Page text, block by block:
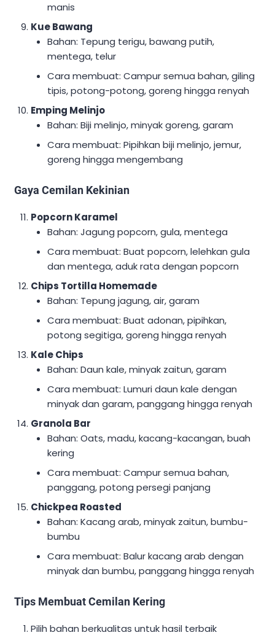
manis
Kue Bawang
Bahan: Tepung terigu, bawang putih,
mentega, telur
Cara membuat: Campur semua bahan, giling
tipis, potong-potong, goreng hingga renyah
Emping Melinjo
Bahan: Biji melinjo, minyak goreng, garam
Cara membuat: Pipihkan biji melinjo, jemur,
goreng hingga mengembang
Gaya Cemilan Kekinian
Popcorn Karamel
Bahan: Jagung popcorn, gula, mentega
Cara membuat: Buat popcorn, lelehkan gula
dan mentega, aduk rata dengan popcorn
Chips Tortilla Homemade
Bahan: Tepung jagung, air, garam
Cara membuat: Buat adonan, pipihkan,
potong segitiga, goreng hingga renyah
Kale Chips
Bahan: Daun kale, minyak zaitun, garam
Cara membuat: Lumuri daun kale dengan
minyak dan garam, panggang hingga renyah
Granola Bar
Bahan: Oats, madu, kacang-kacangan, buah
kering
Cara membuat: Campur semua bahan,
panggang, potong persegi panjang
Chickpea Roasted
Bahan: Kacang arab, minyak zaitun, bumbu-
bumbu
Cara membuat: Balur kacang arab dengan
minyak dan bumbu, panggang hingga renyah
Tips Membuat Cemilan Kering
Pilih bahan berkualitas untuk hasil terbaik